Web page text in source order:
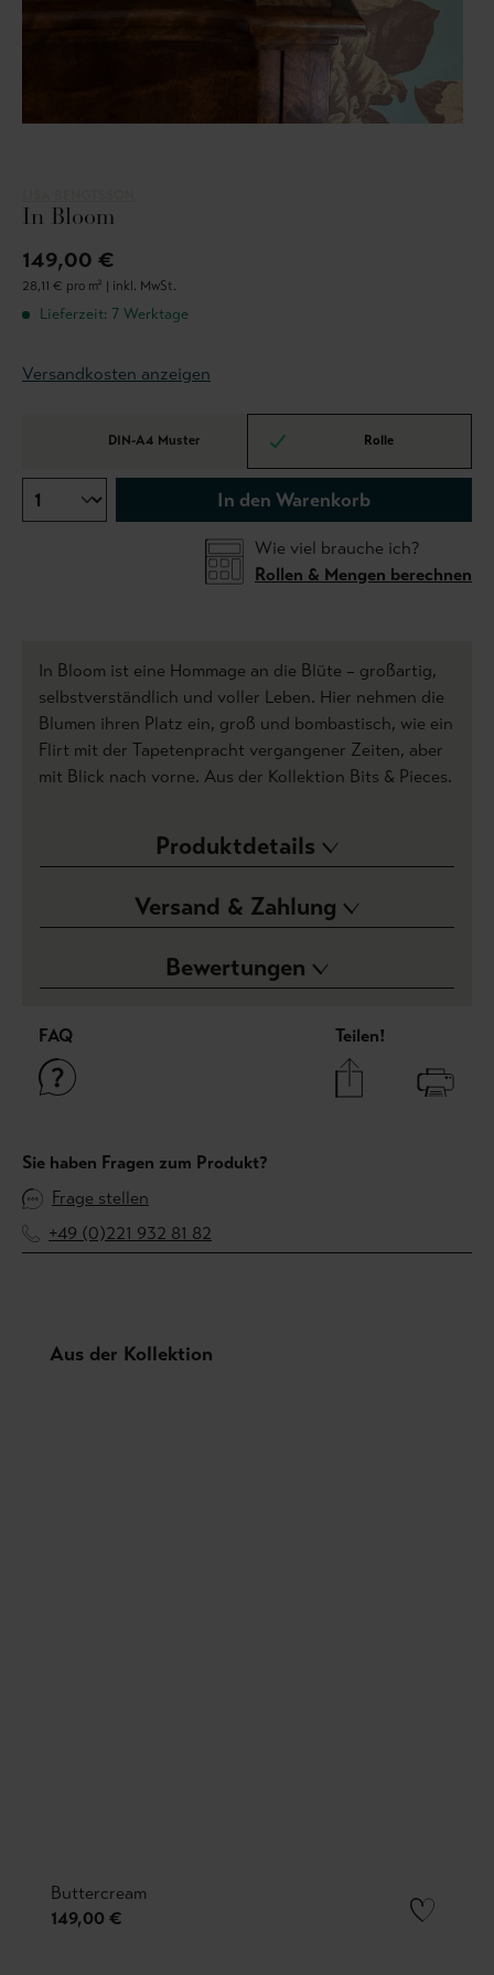
In Bloom
149,00 €
28,11 € pro m² | inkl. MwSt.
Lieferzeit: 7 Werktage
Versandkosten anzeigen
DIN-A4 Muster Rolle
In den Warenkorb
Wie viel brauche ich?
Rollen & Mengen berechnen
In Bloom ist eine Hommage an die Blüte – großartig,
selbstverständlich und voller Leben. Hier nehmen die
Blumen ihren Platz ein, groß und bombastisch, wie ein
Flirt mit der Tapetenpracht vergangener Zeiten, aber
mit Blick nach vorne. Aus der Kollektion Bits & Pieces.
Produktdetails
Versand & Zahlung
Bewertungen
FAQ Teilen!
Sie haben Fragen zum Produkt?
Frage stellen
+49 (0)221 932 81 82
Produktgalerie überspringen
Aus der Kollektion
Buttercream
149,00 €